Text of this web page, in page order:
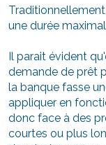
une durée
Il parait évident
demande de prêt
la banque fasse
appliquer en
donc face à des
courtes ou plus